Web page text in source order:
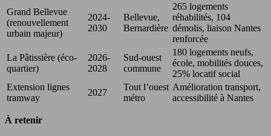
Grand Bellevue
(renouvellement
urbain majeur)
2024-
2030
Bellevue,
Bernardière
265 logements
réhabilités, 104
démolis, liaison Nantes
renforcée
La Pâtissière (éco-
quartier)
2026-
2028
Sud-ouest
commune
180 logements neufs,
école, mobilités douces,
25% locatif social
Extension lignes
tramway
2027
Tout l’ouest
métro
Amélioration transport,
accessibilité à Nantes
À retenir